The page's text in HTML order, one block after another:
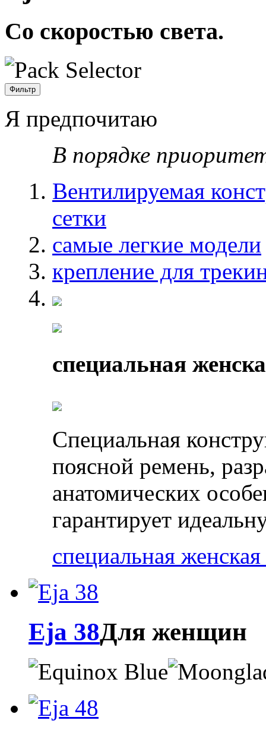
Со скоростью света.
Фильтр
Я предпочитаю
В порядке
Вентилируемая
сетки
самые легкие модели
крепление для
специальная
Специальная
поясной ремень,
анатомических
гарантирует
специальная
Eja 38Для женщин